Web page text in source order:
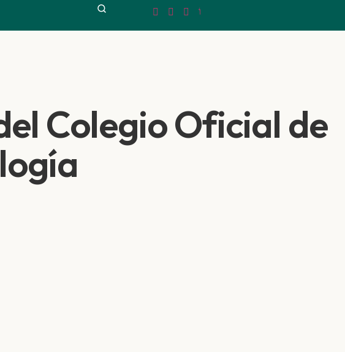
Colegio Oficial de